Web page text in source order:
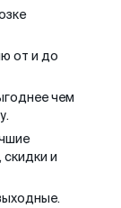
от и до
чем
и